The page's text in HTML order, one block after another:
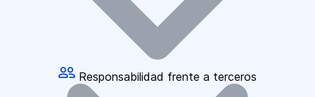
Responsabilidad frente a terceros